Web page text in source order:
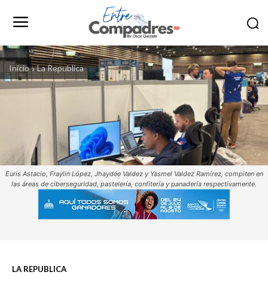
Inicio La Republica
Euris Astacio, Fraylin López, Jhaydée Valdez y Yasmel Valdez Ramírez, compiten en
las áreas de ciberseguridad, pastelería, confitería y panadería respectivamente.
LA REPUBLICA